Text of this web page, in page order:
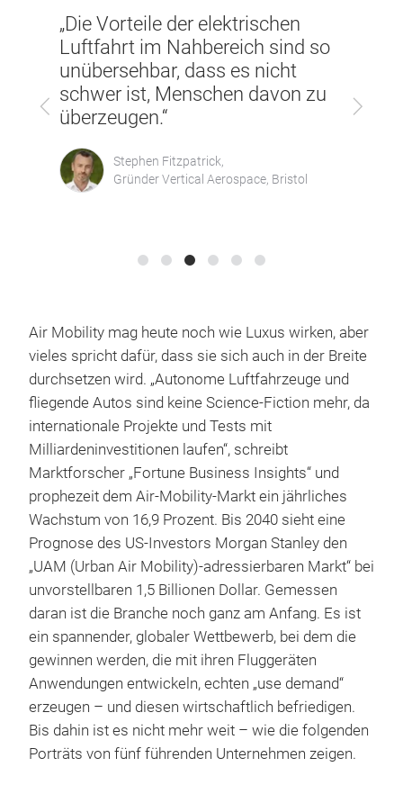
Zurück Vor
„Wenn dieser Service einer
breiten Masse von Menschen
angeboten würde, anstatt nur
den wenigen, die heute mit dem
Hubschrauber fliegen, wäre das
wirklich großartig.“
Adam Goldstein,
CEO und Gründer Archer Aviation, San
Air Mobility mag heute noch wie Luxus wirken, aber
vieles spricht dafür, dass sie sich auch in der Breite
durchsetzen wird. „Autonome Luftfahrzeuge und
fliegende Autos sind keine Science-Fiction mehr, da
internationale Projekte und Tests mit
Milliardeninvestitionen laufen“, schreibt
Marktforscher „Fortune Business Insights“ und
prophezeit dem Air-Mobility-Markt ein jährliches
Wachstum von 16,9 Prozent. Bis 2040 sieht eine
Prognose des US-Investors Morgan Stanley den
„UAM (Urban Air Mobility)-adressierbaren Markt“ bei
unvorstellbaren 1,5 Billionen Dollar. Gemessen
daran ist die Branche noch ganz am Anfang. Es ist
ein spannender, globaler Wettbewerb, bei dem die
gewinnen werden, die mit ihren Fluggeräten
Anwendungen entwickeln, echten „use demand“
erzeugen – und diesen wirtschaftlich befriedigen.
Bis dahin ist es nicht mehr weit – wie die folgenden
Porträts von fünf führenden Unternehmen zeigen.